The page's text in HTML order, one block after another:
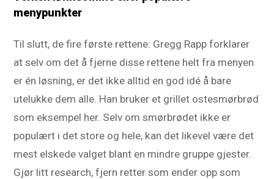
menypunkter
Til slutt, de fire første rettene: Gregg Rapp forklarer
at selv om det å fjerne disse rettene helt fra menyen
er én løsning, er det ikke alltid en god idé å bare
utelukke dem alle. Han bruker et grillet ostesmørbrød
som eksempel her. Selv om smørbrødet ikke er
populært i det store og hele, kan det likevel være det
mest elskede valget blant en mindre gruppe gjester.
Gjør litt research, fjern retter som ender opp som